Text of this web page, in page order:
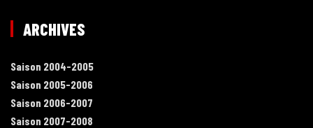
ARCHIVES
Saison 2004-2005
Saison 2005-2006
Saison 2006-2007
Saison 2007-2008